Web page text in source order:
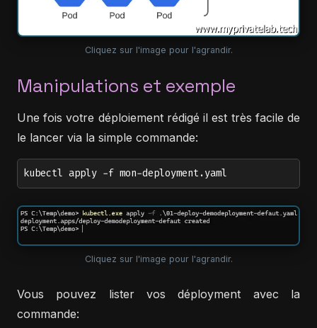
Cliquez sur l'image pour l'agrandir.
Manipulations et exemple
Une fois votre déploiement rédigé il est très facile de
le lancer via la simple commande:
kubectl apply -f mon-deployment.yaml
Cliquez sur l'image pour l'agrandir.
Vous pouvez lister vos déployment avec la
commande: